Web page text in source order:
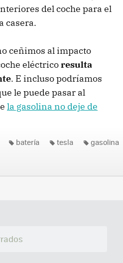
del coche para el
casera.
ceñimos al impacto
eléctricoresulta
. E incluso podríamos
le puede pasar al
la gasolina no deje de
batería tesla gasolina